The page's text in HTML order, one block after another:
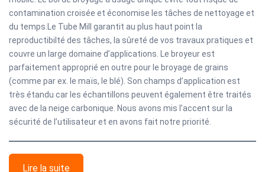
contamination croisée et économise les tâches de nettoyage et
du temps.Le Tube Mill garantit au plus haut point la
reproductibilté des tâches, la sûreté de vos travaux pratiques et
couvre un large domaine d’applications. Le broyeur est
parfaitement approprié en outre pour le broyage de grains
(comme par ex. le maïs, le blé). Son champs d’application est
très étandu car les échantillons peuvent également être traités
avec de la neige carbonique. Nous avons mis l’accent sur la
sécurité de l’utilisateur et en avons fait notre priorité.
Lire la suite